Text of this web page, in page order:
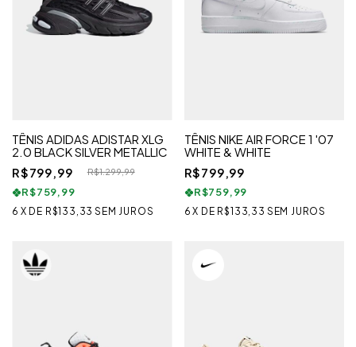
TÊNIS ADIDAS ADISTAR XLG
2.0 BLACK SILVER METALLIC
R$799,99
R$1.299,99
R$759,99
6 X DE R$133,33 SEM JUROS
TÊNIS NIKE AIR FORCE 1 '07
WHITE & WHITE
R$799,99
R$759,99
6 X DE R$133,33 SEM JUROS